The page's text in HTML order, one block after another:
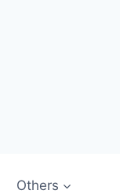
Others